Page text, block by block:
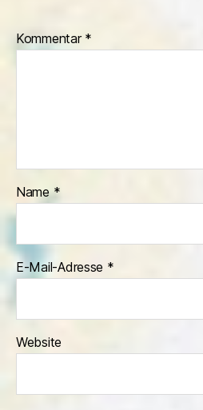
Kommentar *
Name*
E-Mail-Adresse *
Website